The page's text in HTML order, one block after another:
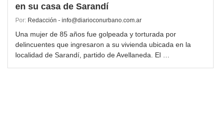
en su casa de Sarandí
Por: Redacción - info@diarioconurbano.com.ar
Una mujer de 85 años fue golpeada y torturada por
delincuentes que ingresaron a su vivienda ubicada en la
localidad de Sarandí, partido de Avellaneda. El …